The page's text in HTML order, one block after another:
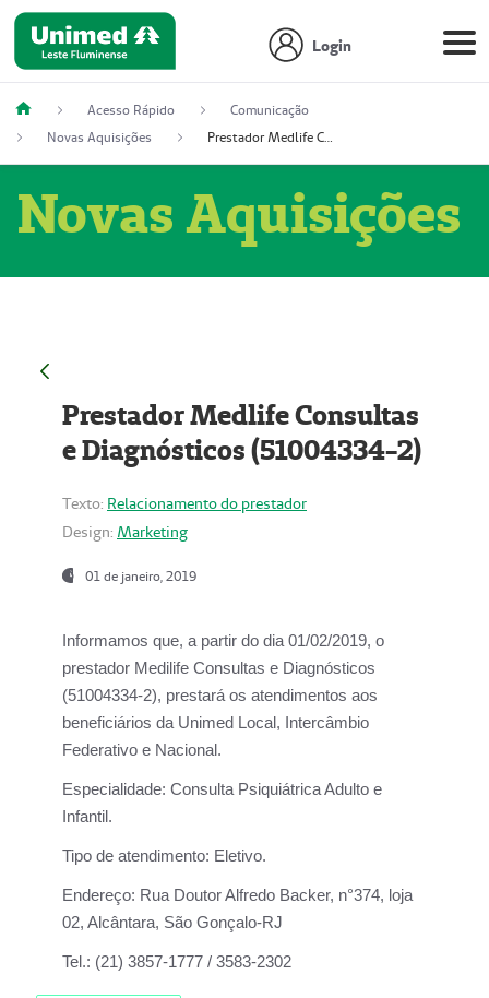
Login
Acesso Rápido
Comunicação
Novas Aquisições
Prestador Medlife Consultas e Diagnósticos (51004334-2)
Novas Aquisições
Prestador Medlife Consultas
e Diagnósticos (51004334-2)
Texto: Relacionamento do prestador
Design: Marketing
01 de janeiro, 2019
Informamos que, a partir do dia 01/02/2019, o
prestador Medilife Consultas e Diagnósticos
(51004334-2), prestará os atendimentos aos
beneficiários da Unimed Local, Intercâmbio
Federativo e Nacional.
Especialidade: Consulta Psiquiátrica Adulto e
Infantil.
Tipo de atendimento: Eletivo.
Endereço: Rua Doutor Alfredo Backer, n°374, loja
02, Alcântara, São Gonçalo-RJ
Tel.: (21) 3857-1777 / 3583-2302